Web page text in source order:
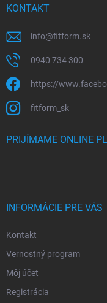
KONTAKT
info@fitform.sk
0940 734 300
https://
fitform_sk
PRIJÍMAME ONLINE
INFORMÁCIE PRE VÁS
Kontakt
Vernostný program
Môj účet
Registrácia